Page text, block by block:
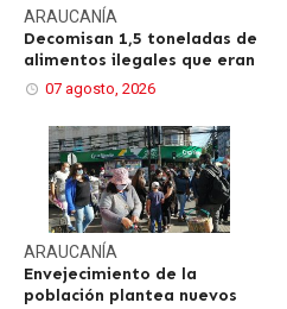
ARAUCANÍA
Decomisan 1,5 toneladas de
alimentos ilegales que eran
07 agosto, 2026
ARAUCANÍA
Envejecimiento de la
población plantea nuevos